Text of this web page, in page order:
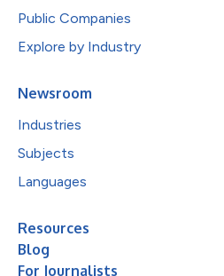
Public Companies
Explore by Industry
Newsroom
Industries
Subjects
Languages
Resources
Blog
For Journalists